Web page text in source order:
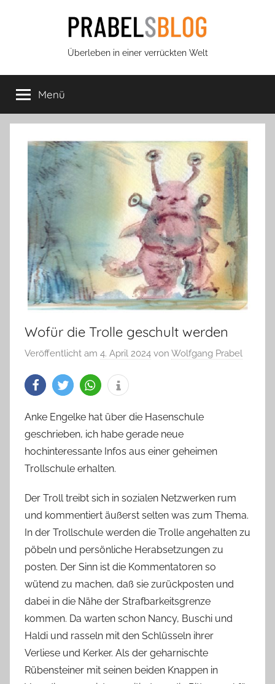
Prabels
Blog
Überleben in einer verrückten Welt
Menü
Wofür die Trolle geschult werden
Veröffentlicht am 4. April 2024 von Wolfgang Prabel
Anke Engelke hat über die Hasenschule
geschrieben, ich habe gerade neue
hochinteressante Infos aus einer geheimen
Trollschule erhalten.
Der Troll treibt sich in sozialen Netzwerken rum
und kommentiert äußerst selten was zum Thema.
In der Trollschule werden die Trolle angehalten zu
pöbeln und persönliche Herabsetzungen zu
posten. Der Sinn ist die Kommentatoren so
wütend zu machen, daß sie zurückposten und
dabei in die Nähe der Strafbarkeitsgrenze
kommen. Da warten schon Nancy, Buschi und
Haldi und rasseln mit den Schlüsseln ihrer
Verliese und Kerker. Als der geharnischte
Rübensteiner mit seinen beiden Knappen in